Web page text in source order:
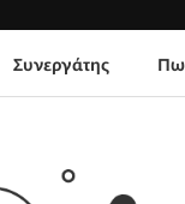
Συνεργάτης